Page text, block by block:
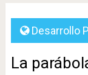
Desarrollo
La